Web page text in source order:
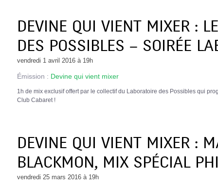
DEVINE QUI VIENT MIXER :
DES POSSIBLES – SOIRÉE
vendredi 1 avril 2016 à 19h
Émission : Devine qui vient mixer
1h de mix exclusif offert par le collectif du Laboratoire des Possibles qui
Club Cabaret !
DEVINE QUI VIENT MIXER :
BLACKMON, MIX SPÉCIAL
vendredi 25 mars 2016 à 19h